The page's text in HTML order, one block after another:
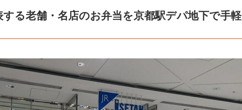
する老舗・名店のお弁当を京都駅デパ地下で手軽